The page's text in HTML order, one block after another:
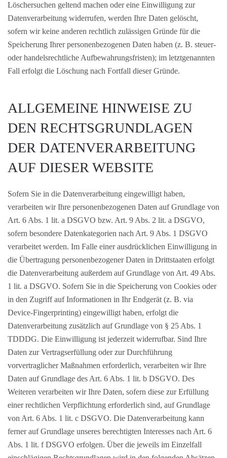
Löschersuchen geltend machen oder eine Einwilligung zur
Datenverarbeitung widerrufen, werden Ihre Daten gelöscht,
sofern wir keine anderen rechtlich zulässigen Gründe für die
Speicherung Ihrer personenbezogenen Daten haben (z. B. steuer-
oder handelsrechtliche Aufbewahrungsfristen); im letztgenannten
Fall erfolgt die Löschung nach Fortfall dieser Gründe.
ALLGEMEINE HINWEISE ZU
DEN RECHTSGRUNDLAGEN
DER DATENVERARBEITUNG
AUF DIESER WEBSITE
Sofern Sie in die Datenverarbeitung eingewilligt haben,
verarbeiten wir Ihre personenbezogenen Daten auf Grundlage von
Art. 6 Abs. 1 lit. a DSGVO bzw. Art. 9 Abs. 2 lit. a DSGVO,
sofern besondere Datenkategorien nach Art. 9 Abs. 1 DSGVO
verarbeitet werden. Im Falle einer ausdrücklichen Einwilligung in
die Übertragung personenbezogener Daten in Drittstaaten erfolgt
die Datenverarbeitung außerdem auf Grundlage von Art. 49 Abs.
1 lit. a DSGVO. Sofern Sie in die Speicherung von Cookies oder
in den Zugriff auf Informationen in Ihr Endgerät (z. B. via
Device-Fingerprinting) eingewilligt haben, erfolgt die
Datenverarbeitung zusätzlich auf Grundlage von § 25 Abs. 1
TDDDG. Die Einwilligung ist jederzeit widerrufbar. Sind Ihre
Daten zur Vertragserfüllung oder zur Durchführung
vorvertraglicher Maßnahmen erforderlich, verarbeiten wir Ihre
Daten auf Grundlage des Art. 6 Abs. 1 lit. b DSGVO. Des
Weiteren verarbeiten wir Ihre Daten, sofern diese zur Erfüllung
einer rechtlichen Verpflichtung erforderlich sind, auf Grundlage
von Art. 6 Abs. 1 lit. c DSGVO. Die Datenverarbeitung kann
ferner auf Grundlage unseres berechtigten Interesses nach Art. 6
Abs. 1 lit. f DSGVO erfolgen. Über die jeweils im Einzelfall